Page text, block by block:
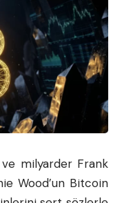
ve milyarder Frank
Wood’un Bitcoin